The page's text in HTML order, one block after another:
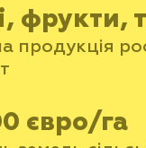
фрукти,
продукція
євро/га